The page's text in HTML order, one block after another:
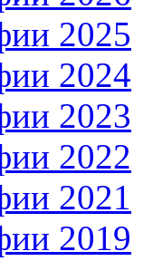
2025
2024
2023
2022
2021
2019